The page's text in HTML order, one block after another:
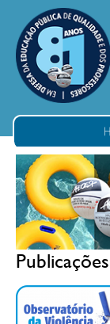
Publicações